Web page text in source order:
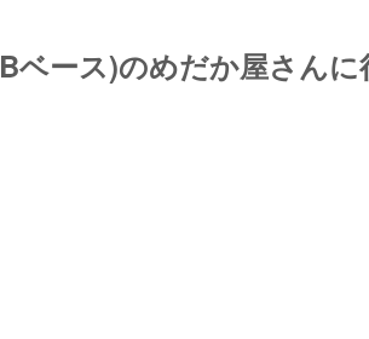
ベース)のめだか屋さん